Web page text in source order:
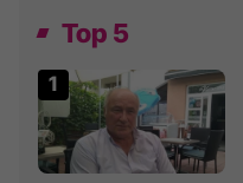
Top 5